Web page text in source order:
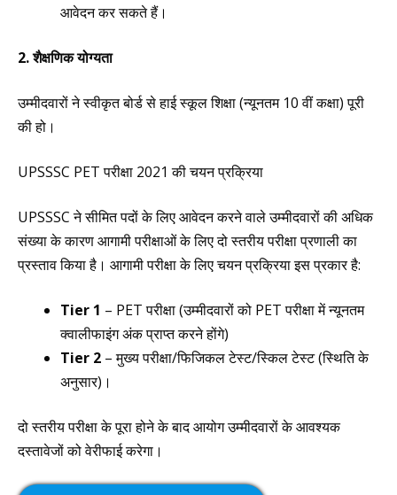
आवेदन कर सकते हैं।
2. शैक्षणिक योग्यता
उम्मीदवारों ने स्वीकृत बोर्ड से हाई स्कूल शिक्षा (न्यूनतम 10 वीं कक्षा) पूरी
की हो।
UPSSSC PET परीक्षा 2021 की चयन प्रक्रिया
UPSSSC ने सीमित पदों के लिए आवेदन करने वाले उम्मीदवारों की अधिक
संख्या के कारण आगामी परीक्षाओं के लिए दो स्तरीय परीक्षा प्रणाली का
प्रस्ताव किया है। आगामी परीक्षा के लिए चयन प्रक्रिया इस प्रकार है:
Tier 1 – PET परीक्षा (उम्मीदवारों को PET परीक्षा में न्यूनतम
क्वालीफाइंग अंक प्राप्त करने होंगे)
Tier 2 – मुख्य परीक्षा/फिजिकल टेस्ट/स्किल टेस्ट (स्थिति के
अनुसार)।
दो स्तरीय परीक्षा के पूरा होने के बाद आयोग उम्मीदवारों के आवश्यक
दस्तावेजों को वेरीफाई करेगा।